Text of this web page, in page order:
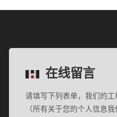
在线留言
请填写下列表单，我们的
（所有关于您的个人信息